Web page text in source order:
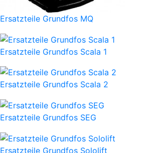
Ersatzteile Grundfos MQ
Ersatzteile Grundfos Scala 1
Ersatzteile Grundfos Scala 2
Ersatzteile Grundfos SEG
Ersatzteile Grundfos Sololift